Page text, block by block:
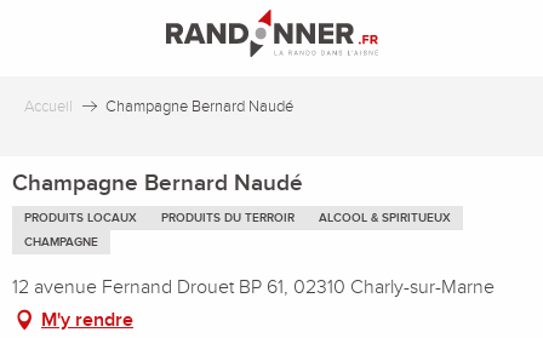
principal
Accueil Champagne Bernard Naudé
Champagne Bernard Naudé
PRODUITS LOCAUX PRODUITS DU TERROIR
ALCOOL & SPIRITUEUX
CHAMPAGNE
12 avenue Fernand Drouet BP 61, 02310 Charly-sur-Marne
M'y rendre